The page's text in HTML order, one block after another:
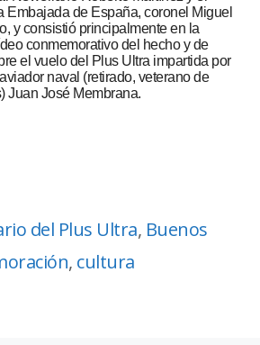
Embajada de España, coronel Miguel
y consistió principalmente en la
conmemorativo del hecho y de
el vuelo del Plus Ultra impartida por
naval (retirado, veterano de
Juan José Membrana.
del Plus Ultra, Buenos
, cultura